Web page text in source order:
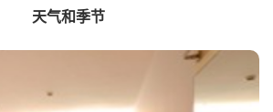
天气和季节